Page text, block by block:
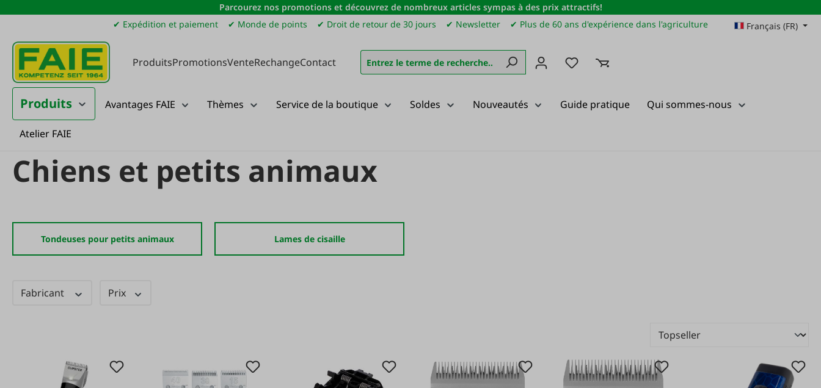
au contenu principal
Passer à la recherche
Passer à la navigation principale
Parcourez nos promotions et découvrez de nombreux articles sympas à des prix attractifs!
✔ Expédition et paiement
✔ Monde de points ✔ Droit de retour de 30 jours ✔ Newsletter ✔ Plus de 60 ans d'expérience dans l'agriculture Français (FR)
ProduitsPromotionsVenteRechangeContact Vous avez 0 articles dans votre liste de souhaits
Produits Avantages FAIE Thèmes Service de la boutique Soldes Nouveautés Guide pratique Qui sommes-nous
Atelier FAIE
Produits Élevage
Chiens et petits animaux
Tondeuses pour petits animaux Lames de cisaille
Fabricant Prix